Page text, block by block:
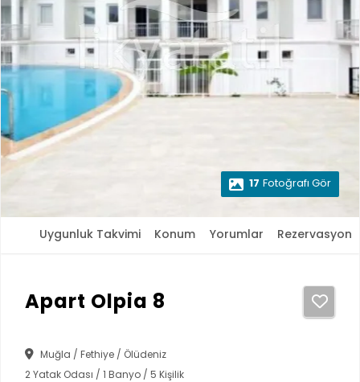
17 Fotoğrafı Gör
Uygunluk Takvimi Konum Yorumlar Rezervasyon
Apart Olpia 8
Muğla / Fethiye / Ölüdeniz
2 Yatak Odası / 1 Banyo / 5 Kişilik